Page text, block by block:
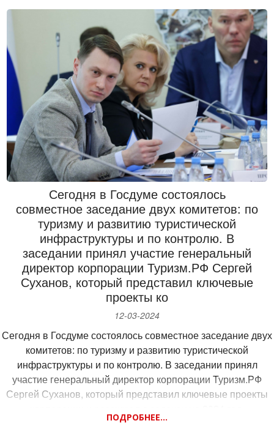
адаптации законодательства.
— Доходы РЖД с 2018 года выросли в полтора раза и
достигли 2,6 трлн рублей в 2023 году, объем инвестиций за
шесть лет увеличился в 2,5 раза и в 2023 году превысил 1,2
трлн рублей.
— Пассажирский комплекс обслуживает и перевозит 1,2
млрд пассажиров в год. Это более 2,5 млн рейсов. 2023 год
является рекордным.
РЖД также продолжает реализовывать программу
обновления подвижного состава, инфраструктуры.
Программа обновления формируется в размере около
1100 вагонов в год. Целевая задача РЖД — сокращение
среднего возраста вагона с 12,5 до 10 лет.
Вторая задача РЖД — обновление пассажирской
инфраструктуры. Сегодня она включает более 10 тысяч
остановочных пунктов, на которых расположены более
1200 вокзалов и свыше 17 тысяч платформ.
Предстоит еще большая работа, в том числе по
реализации поручений Президента в части развития
железнодорожной инфраструктуры, строительства
высокоскоростных магистралей, которые охватят 80%
населения нашей страны.
КПРФ многое сделала для сохранения российских
железных дорог в руках государства в сложные годы и
поддерживает развитие РЖД сегодня, включая
перспективные проекты. Депутаты партии особое
внимание обратили на задачу сохранения доступности
пассажирских перевозок, особенно для семей с детьми, а
также на задачу развития кадрового ресурса — ведь
холдинг РЖД является крупнейшим работодателем, где
Сегодня в Госдуме состоялось
совместное заседание двух комитетов: по
туризму и развитию туристической
инфраструктуры и по контролю. В
заседании принял участие генеральный
директор корпорации Туризм.РФ Сергей
Суханов, который представил ключевые
проекты ко
12-03-2024
Сегодня в Госдуме состоялось совместное заседание двух
комитетов: по туризму и развитию туристической
инфраструктуры и по контролю. В заседании принял
участие генеральный директор корпорации Туризм.РФ
Сергей Суханов, который представил ключевые проекты
Сегодня перед туристической отраслью стоит задача по
ПОДРОБНЕЕ...